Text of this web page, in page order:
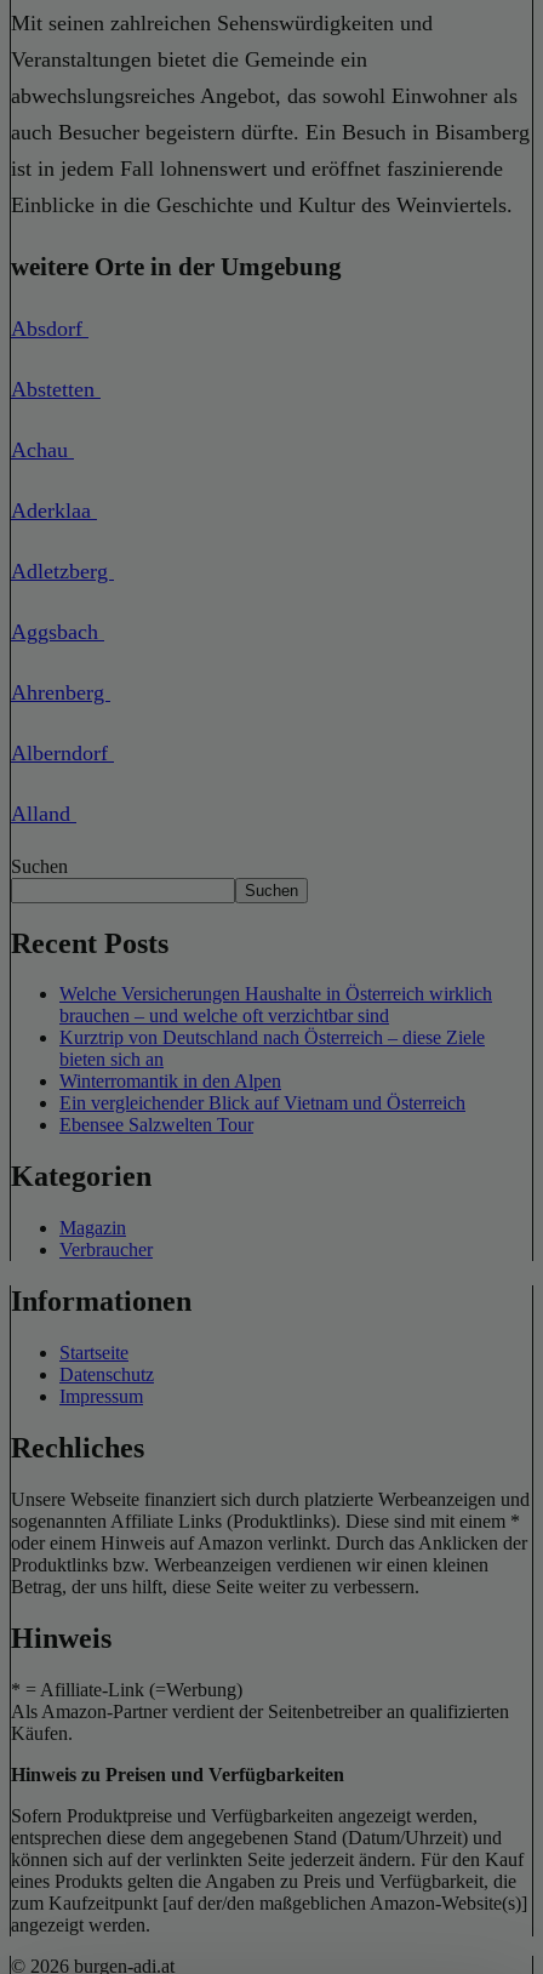
Mit seinen zahlreichen Sehenswürdigkeiten und
Veranstaltungen bietet die Gemeinde ein
abwechslungsreiches Angebot, das sowohl Einwohner als
auch Besucher begeistern dürfte. Ein Besuch in Bisamberg
ist in jedem Fall lohnenswert und eröffnet faszinierende
Einblicke in die Geschichte und Kultur des Weinviertels.
weitere Orte in der Umgebung
Absdorf
Abstetten
Achau
Aderklaa
Adletzberg
Aggsbach
Ahrenberg
Alberndorf
Alland
Suchen
Suchen
Recent Posts
Welche Versicherungen Haushalte in Österreich wirklich
brauchen – und welche oft verzichtbar sind
Kurztrip von Deutschland nach Österreich – diese Ziele
bieten sich an
Winterromantik in den Alpen
Ein vergleichender Blick auf Vietnam und Österreich
Ebensee Salzwelten Tour
Kategorien
Magazin
Verbraucher
Informationen
Startseite
Datenschutz
Impressum
Rechliches
Unsere Webseite finanziert sich durch platzierte Werbeanzeigen und
sogenannten Affiliate Links (Produktlinks). Diese sind mit einem *
oder einem Hinweis auf Amazon verlinkt. Durch das Anklicken der
Produktlinks bzw. Werbeanzeigen verdienen wir einen kleinen
Betrag, der uns hilft, diese Seite weiter zu verbessern.
Hinweis
* = Afilliate-Link (=Werbung)
Als Amazon-Partner verdient der Seitenbetreiber an qualifizierten
Käufen.
Hinweis zu Preisen und Verfügbarkeiten
Sofern Produktpreise und Verfügbarkeiten angezeigt werden,
entsprechen diese dem angegebenen Stand (Datum/Uhrzeit) und
können sich auf der verlinkten Seite jederzeit ändern. Für den Kauf
eines Produkts gelten die Angaben zu Preis und Verfügbarkeit, die
zum Kaufzeitpunkt [auf der/den maßgeblichen Amazon-Website(s)]
angezeigt werden.
© 2026 burgen-adi.at